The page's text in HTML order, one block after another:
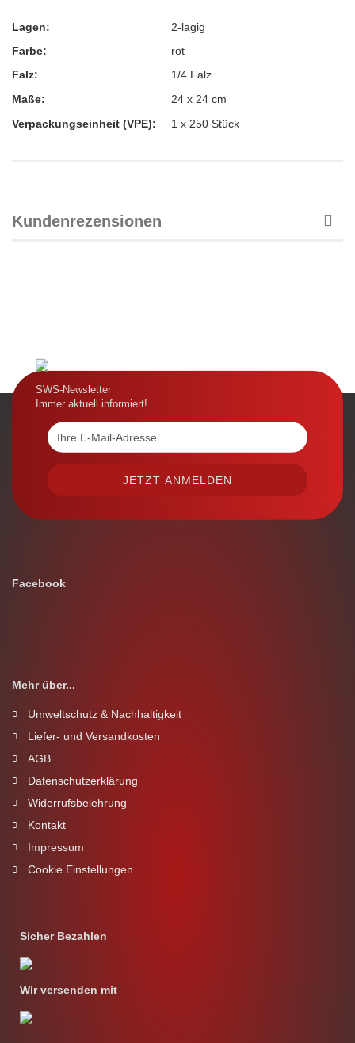
Lagen:
2-lagig
Farbe:
rot
Falz:
1/4 Falz
Maße:
24 x 24 cm
Verpackungseinheit (VPE):
1 x 250 Stück
Kundenrezensionen
SWS-Newsletter
Immer aktuell informiert!
Facebook
Mehr über...
Umweltschutz & Nachhaltigkeit
Liefer- und Versandkosten
AGB
Datenschutzerklärung
Widerrufsbelehrung
Kontakt
Impressum
Cookie Einstellungen
Sicher Bezahlen
Wir versenden mit